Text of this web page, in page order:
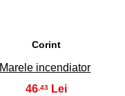
Corint
Marele incendiator
46,43